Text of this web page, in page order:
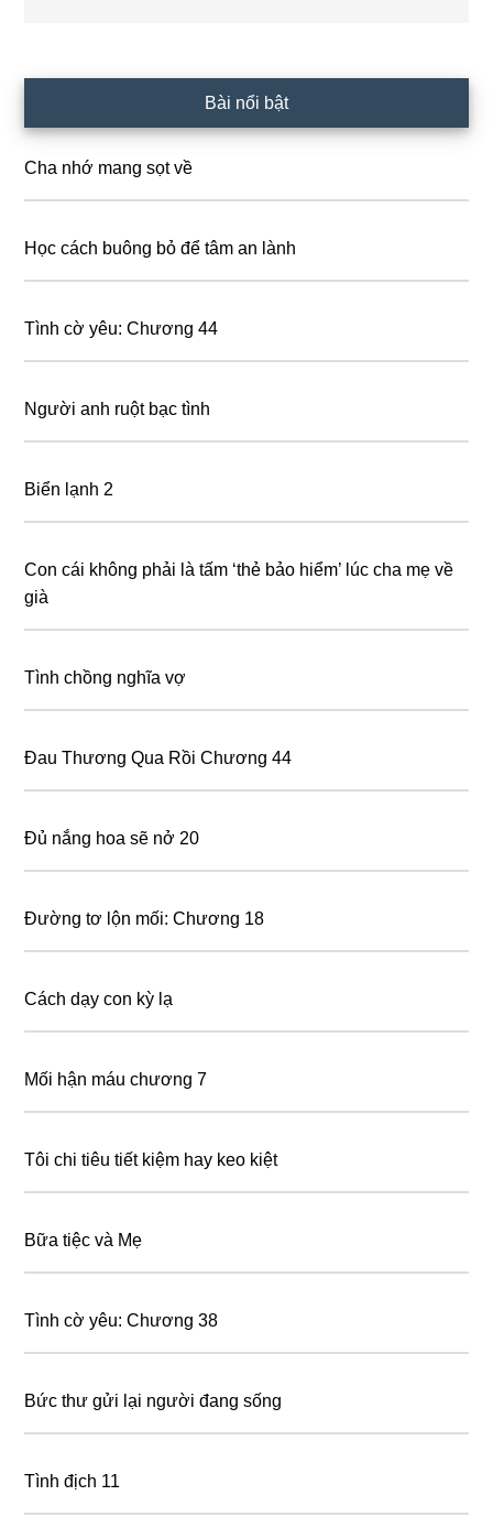
Sidebar
Bài nổi bật
Cha nhớ mang sọt về
Học cách buông bỏ để tâm an lành
Tình cờ yêu: Chương 44
Người anh ruột bạc tình
Biển lạnh 2
Con cái không phải là tấm ‘thẻ bảo hiểm’ lúc cha mẹ về
già
Tình chồng nghĩa vợ
Đau Thương Qua Rồi Chương 44
Đủ nắng hoa sẽ nở 20
Đường tơ lộn mối: Chương 18
Cách dạy con kỳ lạ
Mối hận máu chương 7
Tôi chi tiêu tiết kiệm hay keo kiệt
Bữa tiệc và Mẹ
Tình cờ yêu: Chương 38
Bức thư gửi lại người đang sống
Tình địch 11